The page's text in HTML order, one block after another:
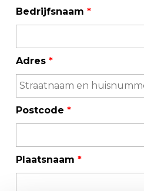
Bedrijfsnaam *
Adres *
Postcode *
Plaatsnaam *